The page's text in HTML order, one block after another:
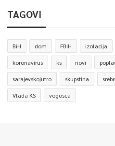
TAGOVI
BiH dom FBiH izolacija
koronavirus ks novi
sarajevskojutro skupstina
Vlada KS vogosca